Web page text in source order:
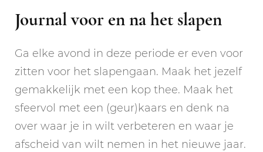
Journal voor en na het slapen
Ga elke avond in deze periode er even voor
zitten voor het slapengaan. Maak het jezelf
gemakkelijk met een kop thee. Maak het
sfeervol met een (geur)kaars en denk na
over waar je in wilt verbeteren en waar je
afscheid van wilt nemen in het nieuwe jaar.